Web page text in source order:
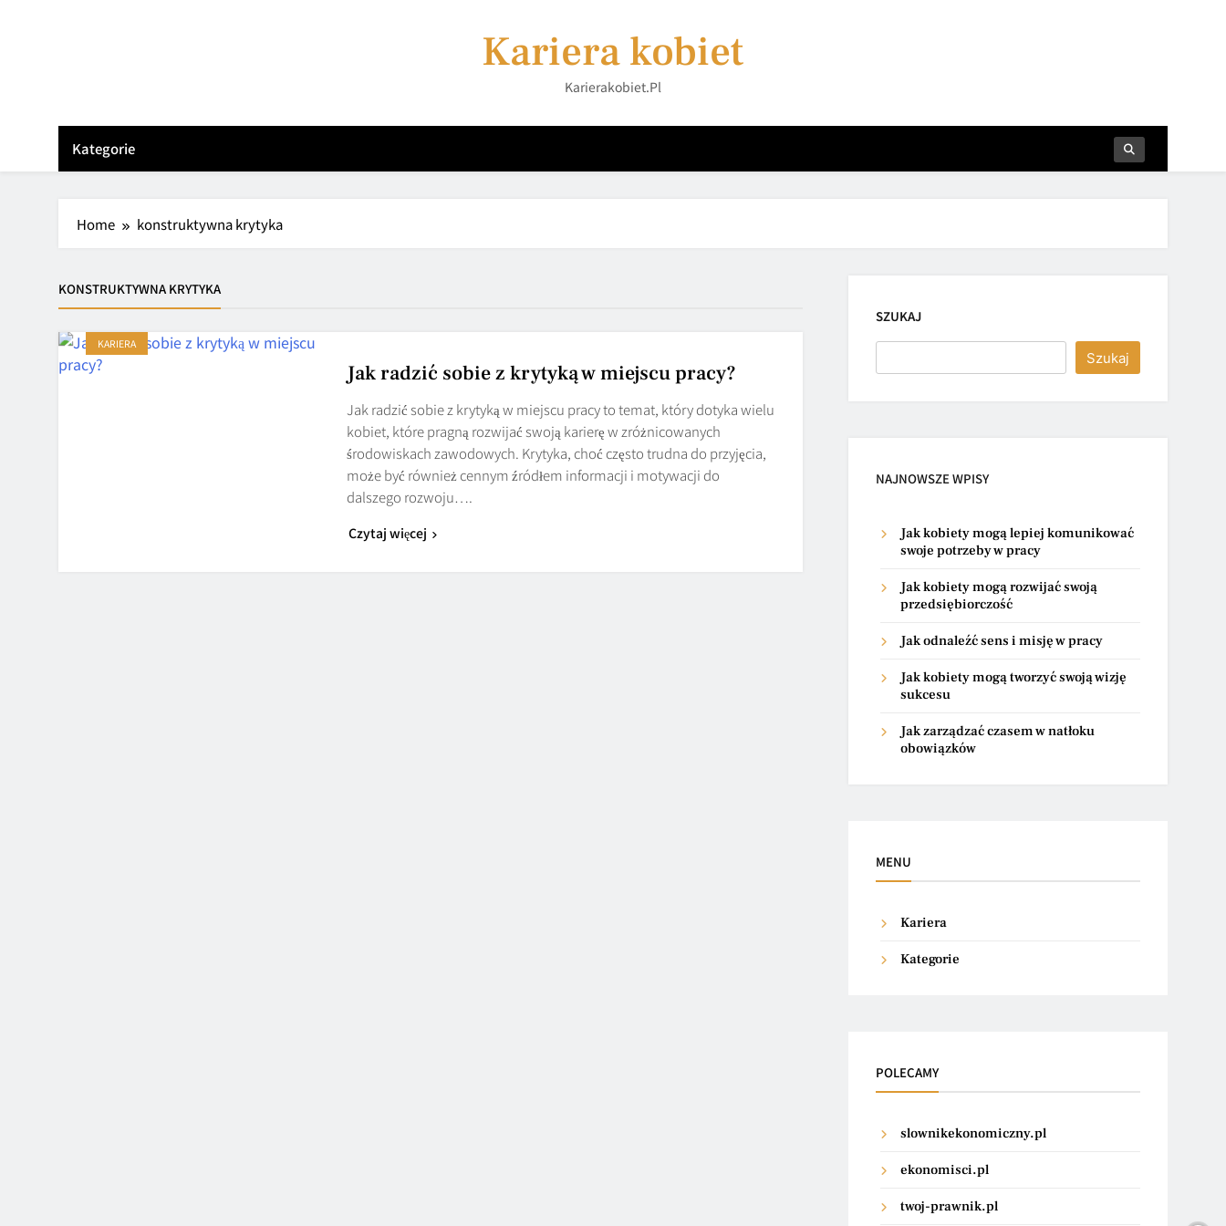
Kariera kobiet
Karierakobiet.pl
Kategorie
Home konstruktywna krytyka
KONSTRUKTYWNA KRYTYKA
KARIERA
Jak radzić sobie z krytyką w miejscu pracy?
Jak radzić sobie z krytyką w miejscu pracy to temat, który dotyka wielu
kobiet, które pragną rozwijać swoją karierę w zróżnicowanych
środowiskach zawodowych. Krytyka, choć często trudna do przyjęcia,
może być również cennym źródłem informacji i motywacji do
dalszego rozwoju….
Czytaj więcej
SZUKAJ
Szukaj
NAJNOWSZE WPISY
Jak kobiety mogą lepiej komunikować
swoje potrzeby w pracy
Jak kobiety mogą rozwijać swoją
przedsiębiorczość
Jak odnaleźć sens i misję w pracy
Jak kobiety mogą tworzyć swoją wizję
sukcesu
Jak zarządzać czasem w natłoku
obowiązków
MENU
Kariera
Kategorie
POLECAMY
slownikekonomiczny.pl
ekonomisci.pl
twoj-prawnik.pl